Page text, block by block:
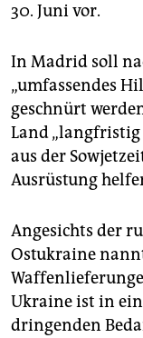
30. Juni vor.
In Madrid soll
„umfassendes
geschnürt
Land
aus der
Ausrüstung
Angesichts der
Ostukraine
Ukraine ist in
dringenden